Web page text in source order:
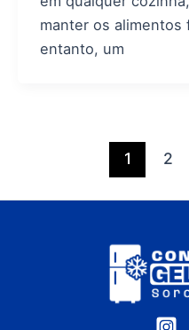
manter os alimentos
entanto, um
1 2